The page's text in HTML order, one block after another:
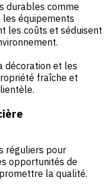
durables comme
équipements
les coûts et séduisent
décoration et les
fraîche et
réguliers pour
opportunités de
la qualité.